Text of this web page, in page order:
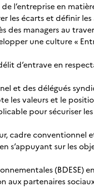
l’entreprise en
les écarts et définir les
des managers au
une culture «
d’entrave en
et des délégués
les valeurs et le
pour sécuriser
cadre conventionnel
s’appuyant sur les
(BDESE)
aux partenaires